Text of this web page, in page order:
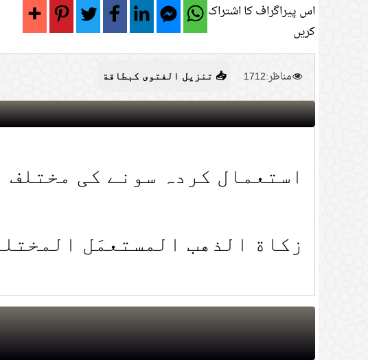
اس پیراگراف کا اشتراک
کریں
مناظر:1712 📥 تنزيل الفتوى كبطاقة
استعمال کردہ سونے کی
زكاة الذهب المستعمَل